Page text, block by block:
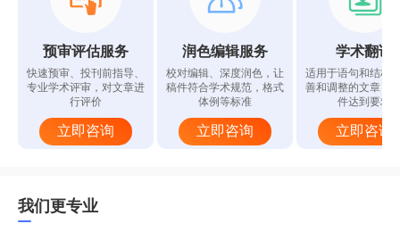
预审评估服务
快速预审、投刊前指导、
专业学术评审，对文章进
行评价
立即咨询
润色编辑服务
校对编辑、深度润色，让
稿件符合学术规范，格式
体例等标准
立即咨询
学术翻译
适用于语句和结构
善和调整的文章，
件达到要求
立即咨询
我们更专业